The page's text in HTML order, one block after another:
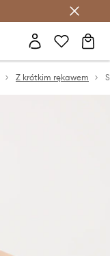
Z krótkim rękawem